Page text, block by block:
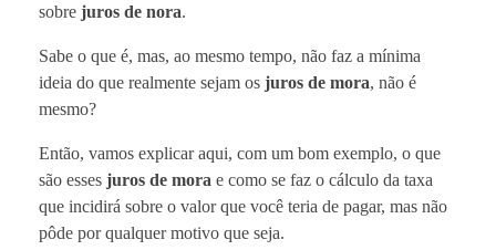
sobre juros de nora.
Sabe o que é, mas, ao mesmo tempo, não faz a mínima
ideia do que realmente sejam os juros de mora, não é
mesmo?
Então, vamos explicar aqui, com um bom exemplo, o que
são esses juros de mora e como se faz o cálculo da taxa
que incidirá sobre o valor que você teria de pagar, mas não
pôde por qualquer motivo que seja.